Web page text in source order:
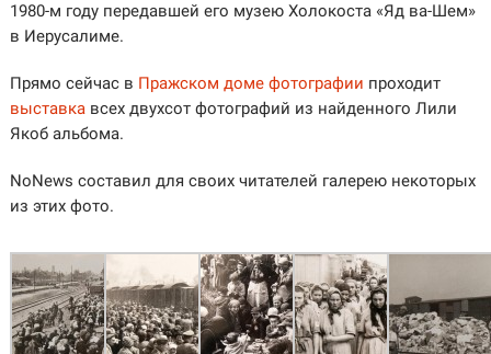
1980-м году передавшей его музею Холокоста «Яд ва-Шем»
в Иерусалиме.
Прямо сейчас в Пражском доме фотографии проходит
выставкавсех двухсот фотографий из найденного Лили
Якоб альбома.
NoNews составил для своих читателей галерею некоторых
из этих фото.